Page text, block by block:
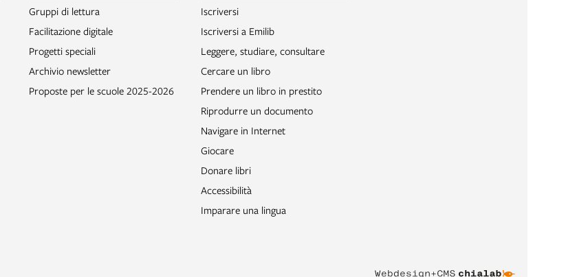
Gruppi di lettura
Facilitazione digitale
Progetti speciali
Archivio newsletter
Proposte per le scuole 2025-2026
Iscriversi
Iscriversi a Emilib
Leggere, studiare, consultare
Cercare un libro
Prendere un libro in prestito
Riprodurre un documento
Navigare in Internet
Giocare
Donare libri
Accessibilità
Imparare una lingua